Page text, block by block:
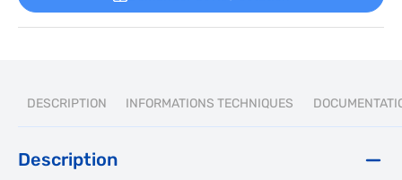
DESCRIPTION INFORMATIONS TECHNIQUES
Description